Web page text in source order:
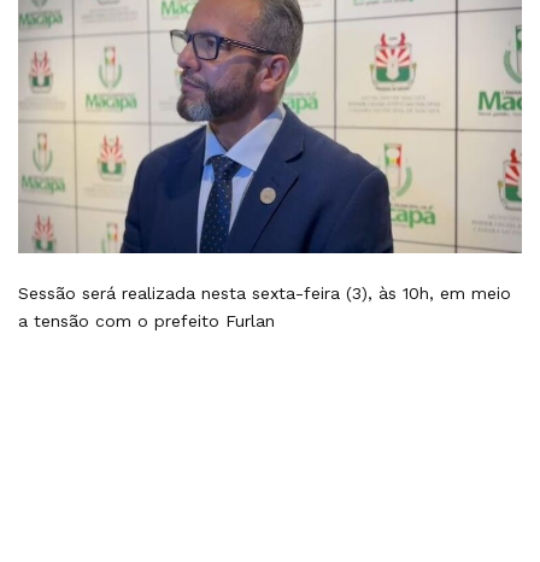
Sessão será realizada nesta sexta-feira (3), às 10h, em meio
a tensão com o prefeito Furlan